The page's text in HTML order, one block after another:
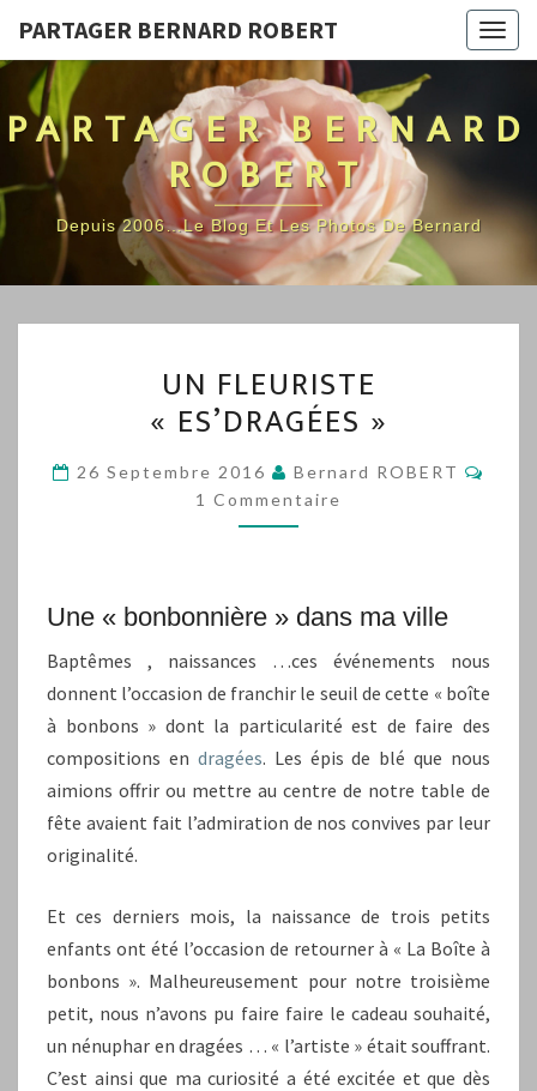
PARTAGER BERNARD ROBERT
PARTAGER BERNARD
ROBERT
Depuis 2006…Le Blog Et Les Photos De Bernard
FLEURISTE
« ES’DRAGÉES »
UN FLEURISTE
« ES’DRAGÉES »
26 Septembre 2016 Bernard ROBERT
1 Commentaire
Une « bonbonnière » dans ma ville
Baptêmes , naissances …ces événements nous
donnent l’occasion de franchir le seuil de cette « boîte
à bonbons » dont la particularité est de faire des
compositions en dragées. Les épis de blé que nous
aimions offrir ou mettre au centre de notre table de
fête avaient fait l’admiration de nos convives par leur
originalité.
Et ces derniers mois, la naissance de trois petits
enfants ont été l’occasion de retourner à « La Boîte à
bonbons ». Malheureusement pour notre troisième
petit, nous n’avons pu faire faire le cadeau souhaité,
un nénuphar en dragées … « l’artiste » était souffrant.
C’est ainsi que ma curiosité a été excitée et que dès